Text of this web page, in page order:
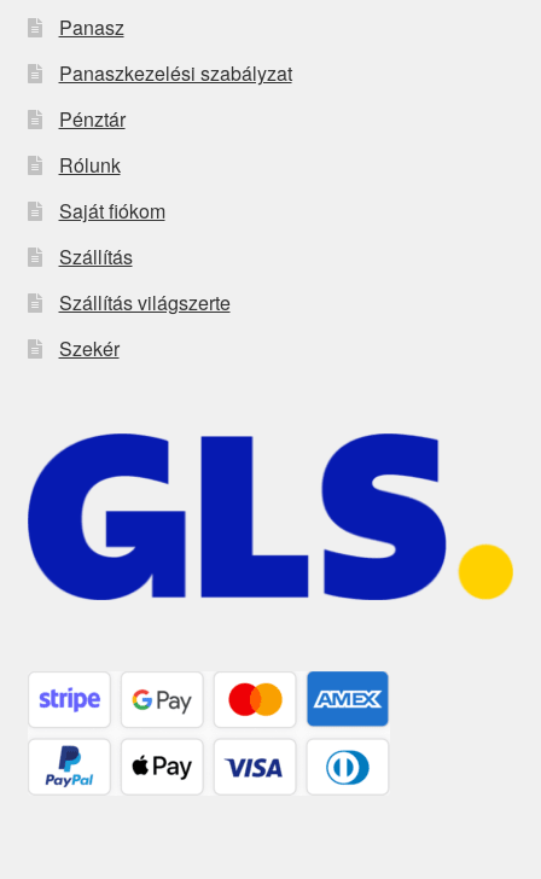
Panasz
Panaszkezelési szabályzat
Pénztár
Rólunk
Saját fiókom
Szállítás
Szállítás világszerte
Szekér